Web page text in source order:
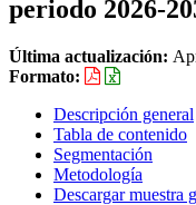
periodo 2026-
Última actualización:
Formato:
Descripción general
Tabla de contenido
Segmentación
Metodología
Descargar muestra